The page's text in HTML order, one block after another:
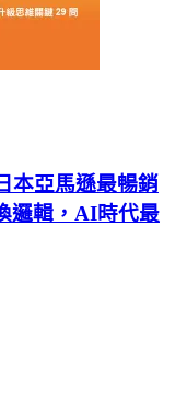
本亞馬遜最暢銷
邏輯，AI時代最